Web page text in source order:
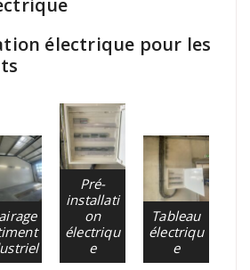
électrique pour les
Pré-
installati
on
électriqu
e
Tableau
électriqu
e